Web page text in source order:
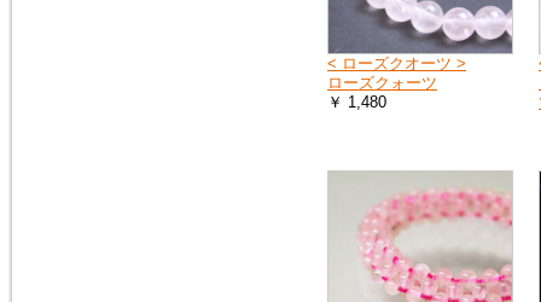
< ローズクオーツ >
ローズクォーツ
￥ 1,480